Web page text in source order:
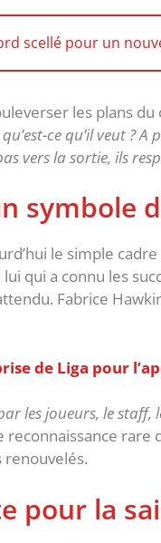
scellé pour un
les plans
qu’est-ce qu’il veut ?
vers la sortie, ils
symbole
le simple
qui a connu les
‎Fabrice
de Liga pour
les joueurs, le
reconnaissance rare
pour la